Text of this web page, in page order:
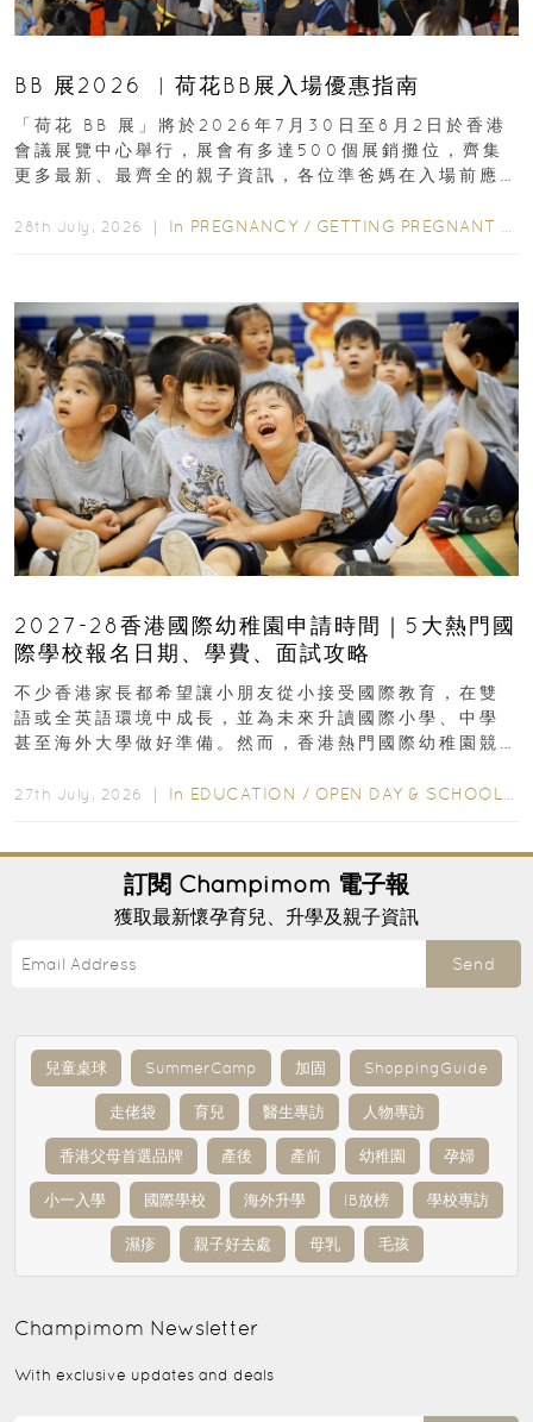
BB 展2026 ︳荷花BB展入場優惠指南
「荷花 BB 展」將於2026年7月30日至8月2日於香港
會議展覽中心舉行，展會有多達500個展銷攤位，齊集
更多最新、最齊全的親子資訊，各位準爸媽在入場前應
28th July, 2026 ｜ In PREGNANCY / GETTING PREGNANT
2027-28香港國際幼稚園申請時間｜5大熱門國
際學校報名日期、學費、面試攻略
不少香港家長都希望讓小朋友從小接受國際教育，在雙
語或全英語環境中成長，並為未來升讀國際小學、中學
甚至海外大學做好準備。然而，香港熱門國際幼稚園競
27th July, 2026 ｜ In EDUCATION / OPEN DAY & SCHOOL EVENTS
訂閱 Champimom 電子報
獲取最新懷孕育兒、升學及親子資訊
Send
兒童桌球 SummerCamp 加固 ShoppingGuide
走佬袋 育兒 醫生專訪 人物專訪
香港父母首選品牌 產後 產前 幼稚園 孕婦
小一入學 國際學校 海外升學 IB放榜 學校專訪
濕疹 親子好去處 母乳 毛孩
Champimom Newsletter
With exclusive updates and deals